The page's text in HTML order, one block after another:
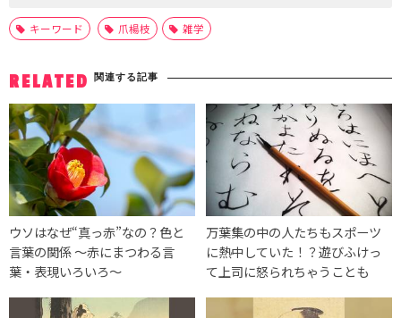
キーワード 爪楊枝 雑学
RELATED 関連する記事
ウソはなぜ“真っ赤”なの？色と
言葉の関係 ～赤にまつわる言
葉・表現いろいろ～
万葉集の中の人たちもスポーツ
に熱中していた！？遊びふけっ
て上司に怒られちゃうことも